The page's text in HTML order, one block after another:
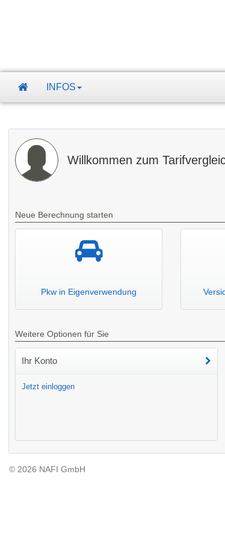
INFOS
Willkommen zum
Neue Berechnung starten
Pkw in Eigenverwendung
Weitere Optionen für Sie
Ihr Konto
Jetzt einloggen
© 2026 NAFI GmbH